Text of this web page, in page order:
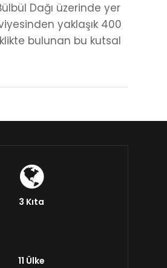
Dağı üzerinde yer
yaklaşık 400
bulunan bu kutsal
3 Kıta
11 Ülke